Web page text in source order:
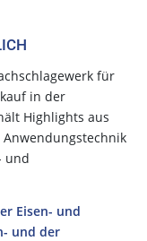
für
in der
Highlights aus
und
Eisen- und
und der